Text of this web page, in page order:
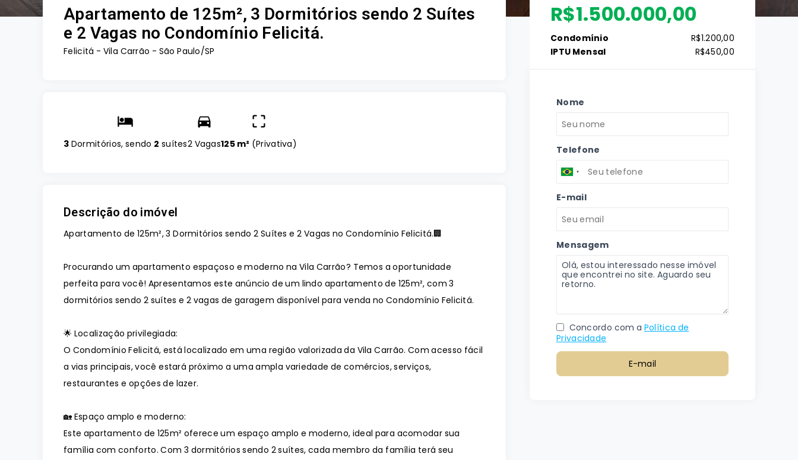
Apartamento de 125m², 3 Dormitórios sendo 2 Suítes
e 2 Vagas no Condomínio Felicitá.
Felicitá - Vila Carrão - São Paulo/SP
3 Dormitórios, sendo 2 suítes2 Vagas125 m² (Privativa)
Descrição do imóvel
Apartamento de 125m², 3 Dormitórios sendo 2 Suítes e 2 Vagas no Condomínio Felicitá.🏢
Procurando um apartamento espaçoso e moderno na Vila Carrão? Temos a oportunidade
perfeita para você! Apresentamos este anúncio de um lindo apartamento de 125m², com 3
dormitórios sendo 2 suítes e 2 vagas de garagem disponível para venda no Condomínio Felicitá.
🌟 Localização privilegiada:
O Condomínio Felicitá, está localizado em uma região valorizada da Vila Carrão. Com acesso fácil
a vias principais, você estará próximo a uma ampla variedade de comércios, serviços,
restaurantes e opções de lazer.
🏡 Espaço amplo e moderno:
Este apartamento de 125m² oferece um espaço amplo e moderno, ideal para acomodar sua
família com conforto. Com 3 dormitórios sendo 2 suítes, cada membro da família terá seu
R$1.500.000,00
Condomínio
R$1.200,00
IPTU Mensal
R$450,00
Nome
Telefone
E-mail
Mensagem
Concordo com a Política de
Privacidade
E-mail